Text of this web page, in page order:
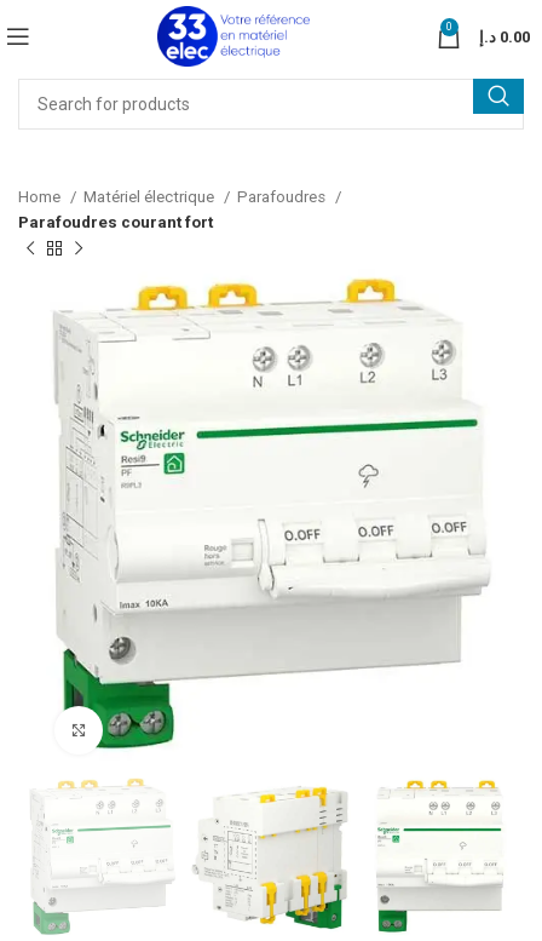
0
0.00 د.إ
Home Matériel électrique
Parafoudres
Parafoudres courant fort
Click to enlarge